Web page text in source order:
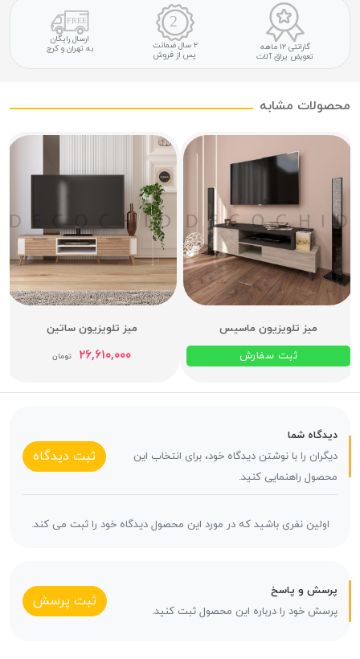
گارانتی ۱۲ ماهه
تعویض یراق آلات
۲ سال ضمانت
پس از فروش
ارسال رایگان
به تهران و کرج
محصولات مشابه
میز تلویزیون ماسیس
ثبت سفارش
میز تلویزیون ساتین
۲۶,۶۱۰,۰۰۰ تومان
دیدگاه شما
دیگران را با نوشتن دیدگاه خود، برای انتخاب این
محصول راهنمایی کنید.
ثبت دیدگاه
اولین نفری باشید که در مورد این محصول دیدگاه خود را ثبت می کند.
پرسش و پاسخ
پرسش خود را درباره این محصول ثبت کنید.
ثبت پرسش